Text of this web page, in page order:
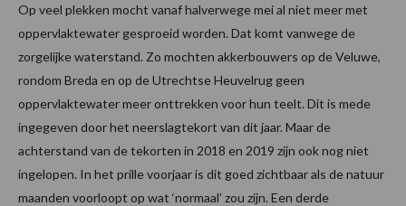
Op veel plekken mocht vanaf halverwege mei al niet meer met
oppervlaktewater gesproeid worden. Dat komt vanwege de
zorgelijke waterstand. Zo mochten akkerbouwers op de Veluwe,
rondom Breda en op de Utrechtse Heuvelrug geen
oppervlaktewater meer onttrekken voor hun teelt. Dit is mede
ingegeven door het neerslagtekort van dit jaar. Maar de
achterstand van de tekorten in 2018 en 2019 zijn ook nog niet
ingelopen. In het prille voorjaar is dit goed zichtbaar als de natuur
maanden voorloopt op wat ‘normaal’ zou zijn. Een derde